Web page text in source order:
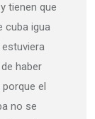
tienen que
cuba igua
haber
el
no se